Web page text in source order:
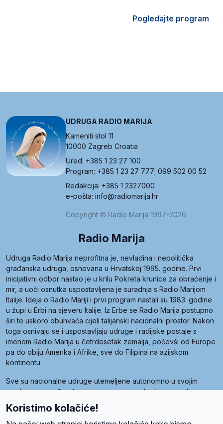
Pogledajte program
UDRUGA RADIO MARIJA
Kameniti stol 11
10000 Zagreb Croatia
Ured: +385 1 23 27 100
Program: +385 1 23 27 777; 099 502 00 52
Redakcija: +385 1 2327000
e-pošta: info@radiomarija.hr
Copyright © Radio Marija 1997-2026
Radio Marija
Udruga Radio Marija neprofitna je, nevladina i nepolitička
građanska udruga, osnovana u Hrvatskoj 1995. godine. Prvi
inicijativni odbor nastao je u krilu Pokreta krunice za obraćenje i
mir, a uoči osnutka uspostavljena je suradnja s Radio Marijom
Italije. Ideja o Radio Mariji i prvi program nastali su 1983. godine
u župi u Erbi na sjeveru Italije. Iz Erbe se Radio Marija postupno
širi te uskoro obuhvaća cijeli talijanski nacionalni prostor. Nakon
toga osnivaju se i uspostavljaju udruge i radijske postaje s
imenom Radio Marija u četrdesetak zemalja, počevši od Europe
pa do obiju Amerika i Afrike, sve do Filipina na azijskom
kontinentu.
Sve su nacionalne udruge utemeljene autonomno u svojim
zemljama, a međusobna su povezane preko krovne udruge
pod nazivom Svjetska obitelj Radio Marije (World Family of
Radio Maria). Svjetsku obitelj utemeljilo je sedam članica, među
Koristimo kolačiće!